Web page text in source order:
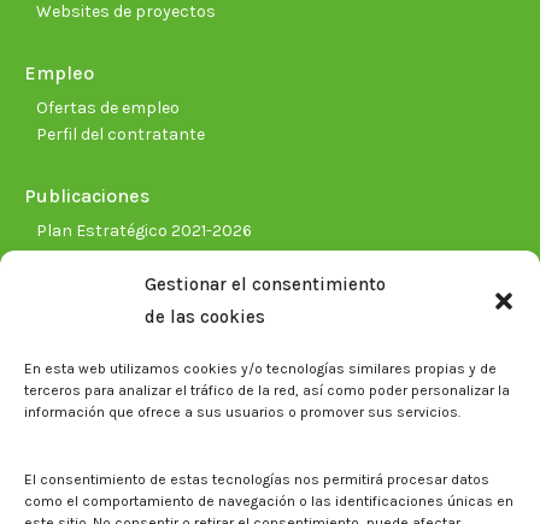
Gestionar el consentimiento
de las cookies
En esta web utilizamos cookies y/o tecnologías similares propias y de
terceros para analizar el tráfico de la red, así como poder personalizar la
información que ofrece a sus usuarios o promover sus servicios.
El consentimiento de estas tecnologías nos permitirá procesar datos
como el comportamiento de navegación o las identificaciones únicas en
Websites de proyectos
Empleo
Ofertas de empleo
Perfil del contratante
Publicaciones
Plan Estratégico 2021-2026
Memorias corporativas
Biblioteca. Repositorio CITAREA
Noticias
Eventos
Boletín electrónico cita2